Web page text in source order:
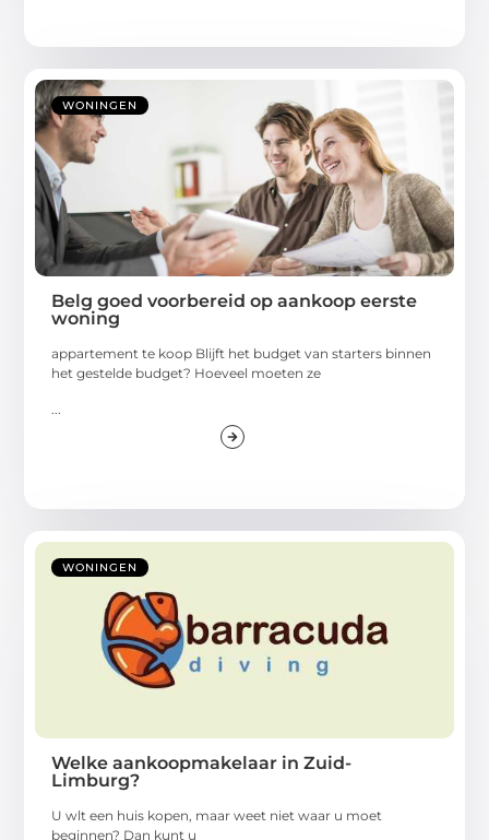
WONINGEN
Belg goed voorbereid op aankoop eerste
woning
appartement te koop Blijft het budget van starters binnen
het gestelde budget? Hoeveel moeten ze
WONINGEN
Welke aankoopmakelaar in Zuid-
Limburg?
U wlt een huis kopen, maar weet niet waar u moet
beginnen? Dan kunt u